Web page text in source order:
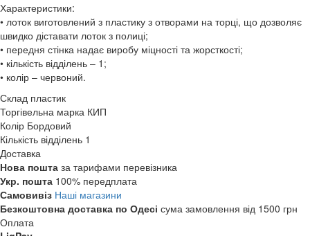
Характеристики:
• лоток виготовлений з пластику з отворами на торці, що дозволяє
швидко діставати лоток з полиці;
• передня стінка надає виробу міцності та жорсткості;
• кількість відділень – 1;
• колір – червоний.
Склад пластик
Торгівельна марка КИП
Колір Бордовий
Кількість відділень 1
Доставка
Нова пошта за тарифами перевізника
Укр. пошта 100% передплата
Самовивіз Наші магазини
Безкоштовна доставка по Одесі сума замовлення від 1500 грн
Оплата